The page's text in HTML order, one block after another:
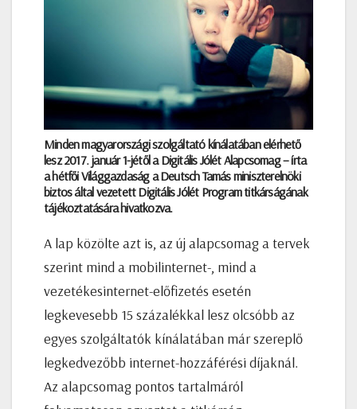
Minden magyarországi szolgáltató kínálatában elérhető
lesz 2017. január 1-jétől a Digitális Jólét Alapcsomag – írta
a hétfői Világgazdaság a Deutsch Tamás miniszterelnöki
biztos által vezetett Digitális Jólét Program titkárságának
tájékoztatására hivatkozva.
A lap közölte azt is, az új alapcsomag a tervek
szerint mind a mobilinternet-, mind a
vezetékesinternet-előfizetés esetén
legkevesebb 15 százalékkal lesz olcsóbb az
egyes szolgáltatók kínálatában már szereplő
legkedvezőbb internet-hozzáférési díjaknál.
Az alapcsomag pontos tartalmáról